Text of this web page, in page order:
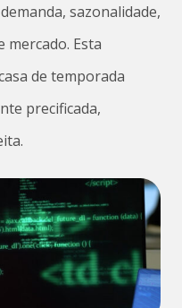
sazonalidade,
mercado. Esta
de temporada
precificada,